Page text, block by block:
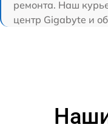
ремонта. Наш
центр Gigabyte и